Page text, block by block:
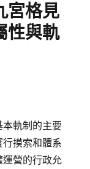
宮格見
性與軌
軌制的主要
摸索和體系
營的行政允